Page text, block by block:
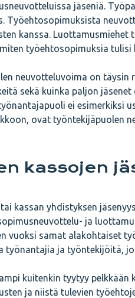
jäseniä.
Työehtosopimuksista
kanssa.
työehtosopimuksia
neuvotteluvoima on täysin
sekä kuinka paljon
ei esimerkiksi
ovat työntekijäpuolen
kassojen
tai kassan yhdistyksen
ja
vuoksi samat alakohtaiset
työnantajia ja työntekijöitä,
kuitenkin tyytyy pelkkään
ja niistä tulevien